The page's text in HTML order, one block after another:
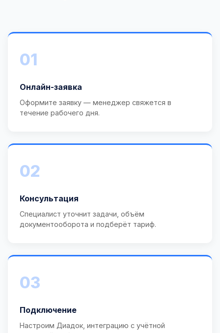
01
Онлайн-заявка
Оформите заявку — менеджер свяжется в
течение рабочего дня.
02
Консультация
Специалист уточнит задачи, объём
документооборота и подберёт тариф.
03
Подключение
Настроим Диадок, интеграцию с учётной